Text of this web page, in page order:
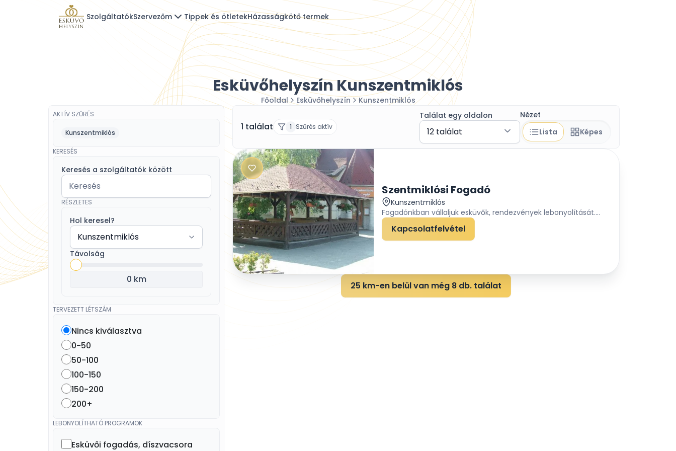
SzolgáltatókSzervezőm Tippek és ötletekHázasságkötő termek
Esküvőhelyszín Kunszentmiklós
Főoldal Esküvőhelyszín Kunszentmiklós
AKTÍV SZŰRÉS
Kunszentmiklós
KERESÉS
Keresés a szolgáltatók között
RÉSZLETES
Hol keresel?
Távolság
0 km
TERVEZETT LÉTSZÁM
Nincs kiválasztva
0-50
50-100
100-150
150-200
200+
LEBONYOLÍTHATÓ PROGRAMOK
Esküvői fogadás, díszvacsora
1 találat 1 Szűrés aktív
Találat egy oldalon
12 találat
Nézet
Lista
Képes
Szentmiklósi Fogadó
Kunszentmiklós
Fogadónkban vállaljuk esküvők, rendezvények lebonyolítását....
Kapcsolatfelvétel
25 km-en belül van még 8 db. találat